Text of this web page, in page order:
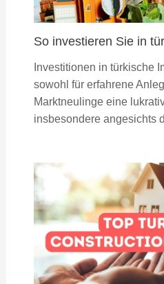
So investieren Sie in
Investitionen in türkische
sowohl für erfahrene
Marktneulinge eine
insbesondere angesichts